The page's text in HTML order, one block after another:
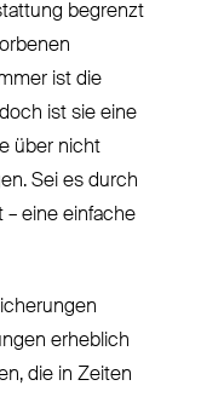
begrenzt
ist die
ist sie eine
über nicht
Sei es durch
– eine einfache
erheblich
die in Zeiten